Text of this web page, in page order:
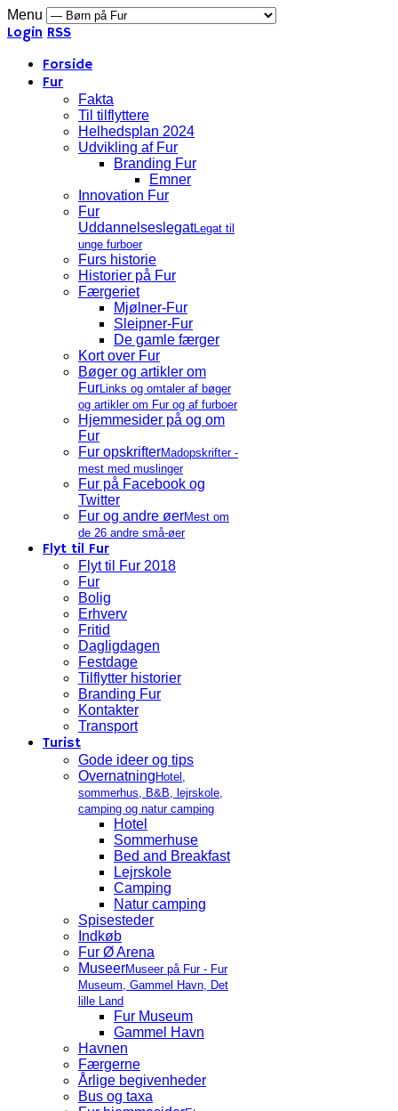
Menu
Login RSS
Forside
Fur
Fakta
Til tilflyttere
Helhedsplan 2024
Udvikling af Fur
Branding Fur
Emner
Innovation Fur
Fur
UddannelseslegatLegat til
unge furboer
Furs historie
Historier på Fur
Færgeriet
Mjølner-Fur
Sleipner-Fur
De gamle færger
Kort over Fur
Bøger og artikler om
FurLinks og omtaler af bøger
og artikler om Fur og af furboer
Hjemmesider på og om
Fur
Fur opskrifterMadopskrifter -
mest med muslinger
Fur på Facebook og
Twitter
Fur og andre øerMest om
de 26 andre små-øer
Flyt til Fur
Flyt til Fur 2018
Fur
Bolig
Erhverv
Fritid
Dagligdagen
Festdage
Tilflytter historier
Branding Fur
Kontakter
Transport
Turist
Gode ideer og tips
Overnatning Hotel,
sommerhus, B&B, lejrskole,
camping og natur camping
Hotel
Sommerhuse
Bed and Breakfast
Lejrskole
Camping
Natur camping
Spisesteder
Indkøb
Fur Ø Arena
MuseerMuseer på Fur - Fur
Museum, Gammel Havn, Det
lille Land
Fur Museum
Gammel Havn
Havnen
Færgerne
Årlige begivenheder
Bus og taxa